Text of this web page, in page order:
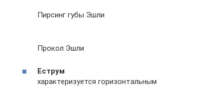
Пирсинг губы Эшли
Прокол Эшли
Еструм
характеризуется горизонтальным